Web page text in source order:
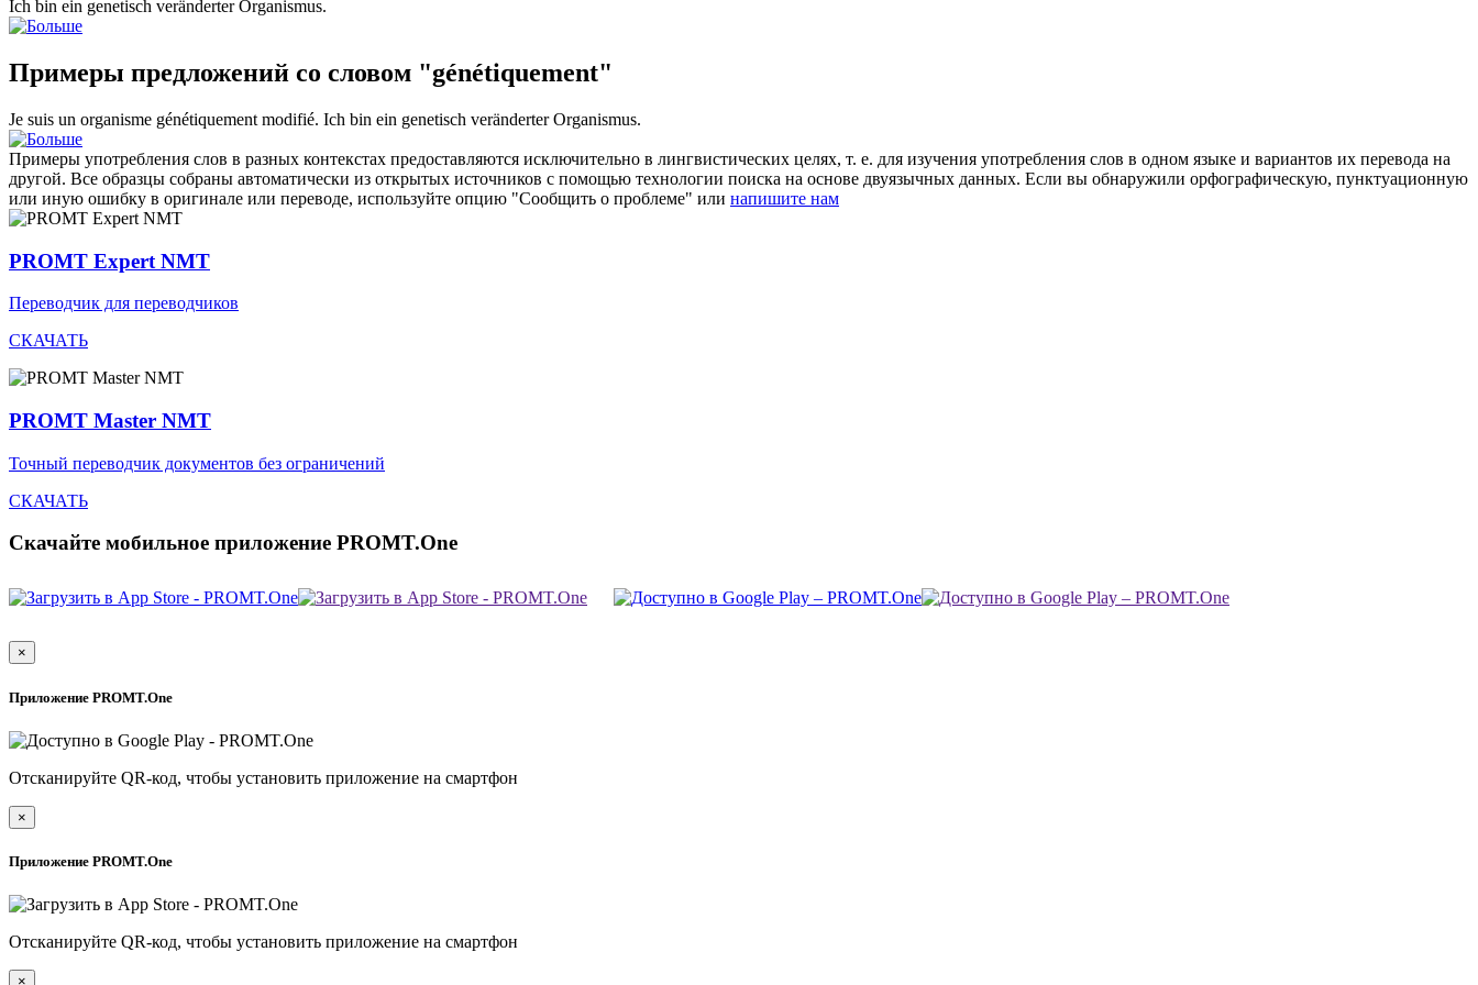
Ich bin ein genetisch veränderter Organismus.
Примеры предложений со словом "génétiquement"
Je suis un organisme génétiquement modifié. Ich bin ein genetisch veränderter Organismus.
Примеры употребления слов в разных контекстах предоставляются исключительно в лингвистических целях, т. е. для изучения употребления слов в одном языке и вариантов их перевода на
другой. Все образцы собраны автоматически из открытых источников с помощью технологии поиска на основе двуязычных данных. Если вы обнаружили орфографическую, пунктуационную
или иную ошибку в оригинале или переводе, используйте опцию "Сообщить о проблеме" или напишите нам
PROMT Expert NMT
Переводчик для переводчиков
СКАЧАТЬ
PROMT Master NMT
Точный переводчик документов без ограничений
СКАЧАТЬ
Скачайте мобильное приложение PROMT.One
×
Приложение PROMT.One
Отсканируйте QR-код, чтобы установить приложение на смартфон
×
Приложение PROMT.One
Отсканируйте QR-код, чтобы установить приложение на смартфон
×